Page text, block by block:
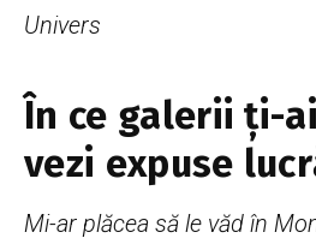
Univers
În ce galerii ți-
vezi expuse
Mi-ar plăcea să le văd în